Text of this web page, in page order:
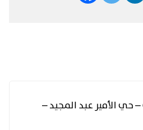
حي الأمير عبد المجيد –